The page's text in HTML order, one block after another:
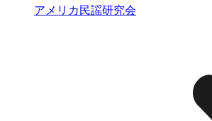
アメリカ民謡研究会